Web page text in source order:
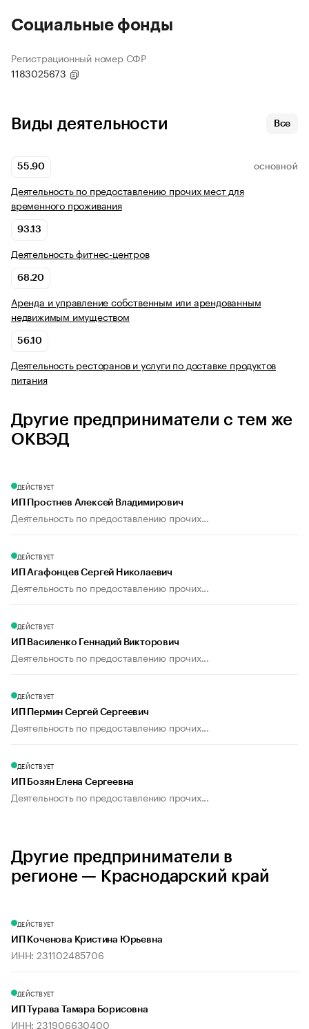
Социальные фонды
Регистрационный номер СФР
1183025673
Виды деятельности Все
55.90 ОСНОВНОЙ
Деятельность по предоставлению прочих мест для
временного проживания
93.13
Деятельность фитнес-центров
68.20
Аренда и управление собственным или арендованным
недвижимым имуществом
56.10
Деятельность ресторанов и услуги по доставке продуктов
питания
Другие предприниматели с тем же
ОКВЭД
ДЕЙСТВУЕТ
ИП Простнев Алексей Владимирович
Деятельность по предоставлению прочих...
ДЕЙСТВУЕТ
ИП Агафонцев Сергей Николаевич
Деятельность по предоставлению прочих...
ДЕЙСТВУЕТ
ИП Василенко Геннадий Викторович
Деятельность по предоставлению прочих...
ДЕЙСТВУЕТ
ИП Пермин Сергей Сергеевич
Деятельность по предоставлению прочих...
ДЕЙСТВУЕТ
ИП Бозян Елена Сергеевна
Деятельность по предоставлению прочих...
Другие предприниматели в
регионе — Краснодарский край
ДЕЙСТВУЕТ
ИП Коченова Кристина Юрьевна
ИНН: 231102485706
ДЕЙСТВУЕТ
ИП Турава Тамара Борисовна
ИНН: 231906630400